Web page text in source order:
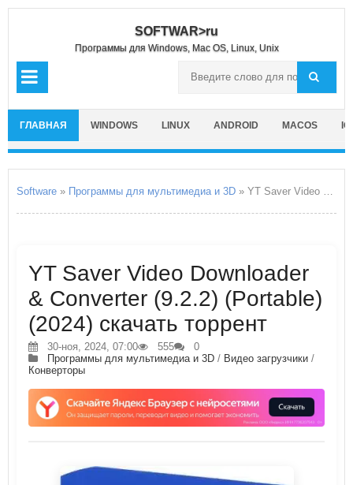
SOFTWAR>ru
Программы для Windows, Mac OS, Linux, Unix
ГЛАВНАЯ WINDOWS LINUX ANDROID MACOS
Software » Программы для мультимедиа и 3D » YT Saver Video Downloader & Converter
YT Saver Video Downloader
& Converter (9.2.2) (Portable)
(2024) скачать торрент
30-ноя, 2024, 07:00 555
0
Программы для мультимедиа и 3D / Видео загрузчики /
Конверторы